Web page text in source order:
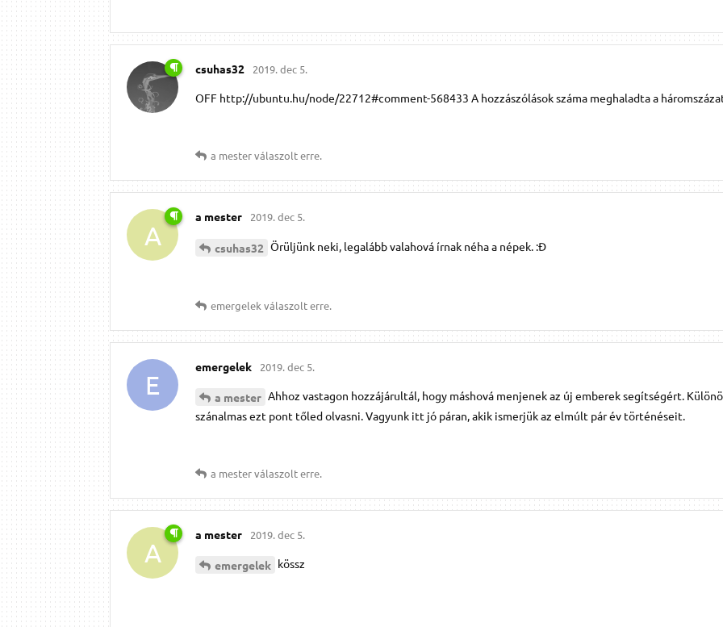
csuhas32 2019. dec 5.
OFF http://ubuntu.hu/node/22712#comment-568433 A hozzászólások száma meghaladta a
a mesterválaszolt erre.
A
a mester 2019. dec 5.
csuhas32 Örüljünk neki, legalább valahová írnak néha a népek. :Đ
emergelek válaszolt erre.
E
emergelek 2019. dec 5.
a mester Ahhoz vastagon hozzájárultál, hogy máshová menjenek az új emberek segítségért.
szánalmas ezt pont tőled olvasni. Vagyunk itt jó páran, akik ismerjük az elmúlt pár év történéseit.
a mesterválaszolt erre.
A
a mester 2019. dec 5.
emergelek kössz